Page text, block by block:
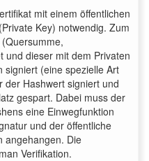
mit einem öffentlichen
Key) notwendig. Zum
und dieser mit dem Privaten
signiert (eine spezielle Art
der Hashwert signiert und
gespart. Dabei muss der
eine Einwegfunktion
und der öffentliche
angehangen. Die
Verifikation.